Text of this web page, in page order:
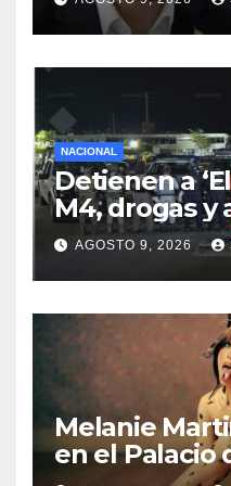
NACIONAL
Detienen a
M4, drogas y
carretera de
AGOSTO 9, 2026
Melanie
en el Palacio